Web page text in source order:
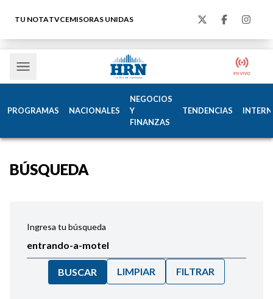
TU NOTATVCEMISORAS UNIDAS
PROGRAMAS NACIONALES
NEGOCIOS
Y
FINANZAS
TENDENCIAS
BÚSQUEDA
Ingresa tu búsqueda
BUSCAR LIMPIAR FILTRAR